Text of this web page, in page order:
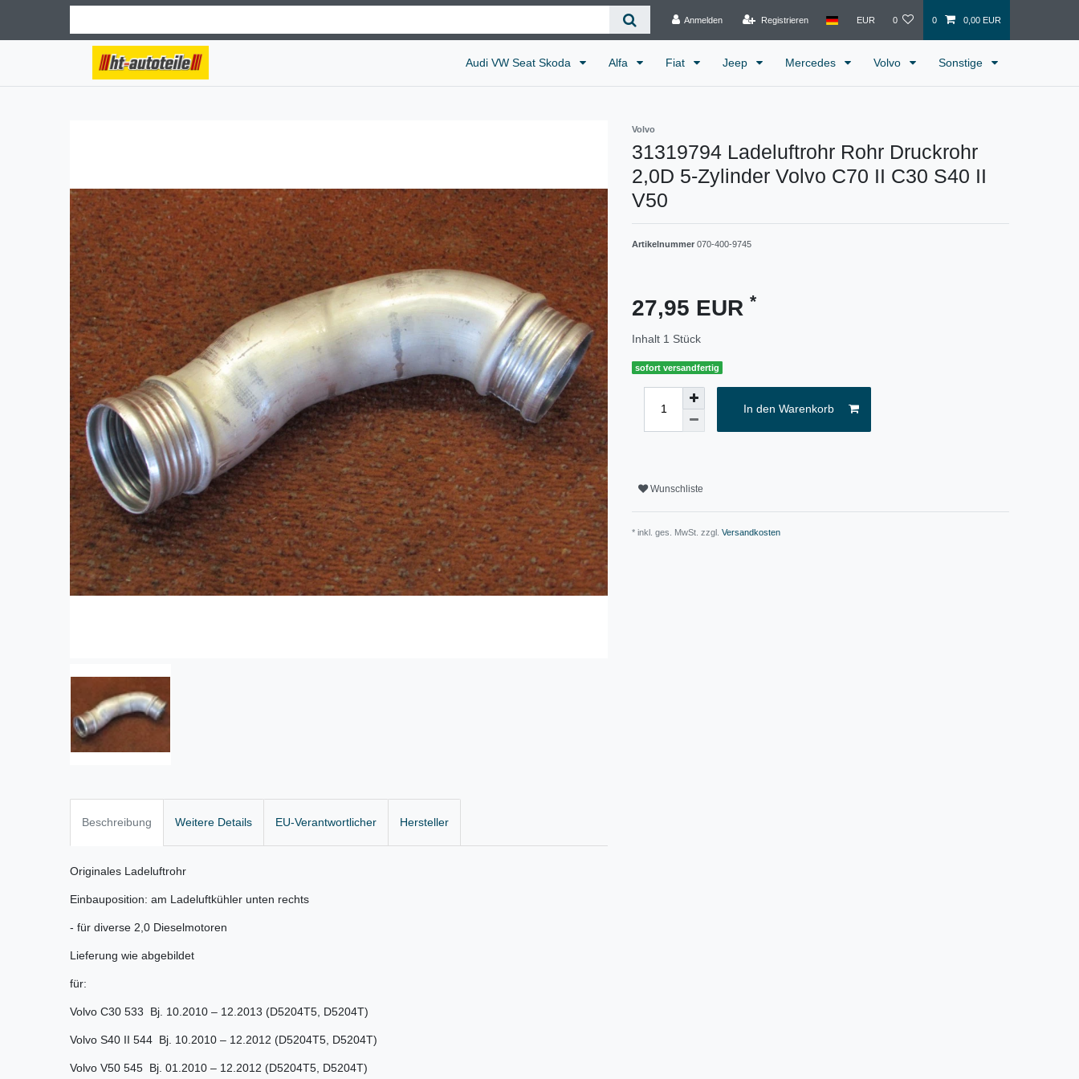
Anmelden Registrieren EUR 0 0 0,00 EUR
Audi VW Seat Skoda Alfa Fiat Jeep Mercedes Volvo Sonstige
Volvo
31319794 Ladeluftrohr Rohr Druckrohr
2,0D 5-Zylinder Volvo C70 II C30 S40 II
V50
Artikelnummer 070-400-9745
27,95 EUR *
Inhalt 1 Stück
sofort versandfertig
In den Warenkorb
Wunschliste
* inkl. ges. MwSt. zzgl. Versandkosten
Beschreibung Weitere Details EU-Verantwortlicher Hersteller
Originales Ladeluftrohr
Einbauposition: am Ladeluftkühler unten rechts
- für diverse 2,0 Dieselmotoren
Lieferung wie abgebildet
für:
Volvo C30 533 Bj. 10.2010 – 12.2013 (D5204T5, D5204T)
Volvo S40 II 544 Bj. 10.2010 – 12.2012 (D5204T5, D5204T)
Volvo V50 545 Bj. 01.2010 – 12.2012 (D5204T5, D5204T)